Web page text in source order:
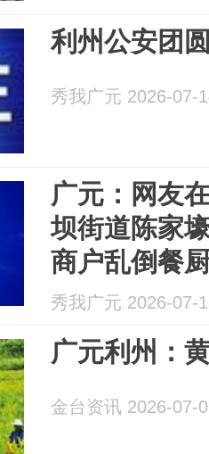
利州公安团
秀我广元 2026-07-
广元：网友
坝街道陈家
商户乱倒餐
秀我广元 2026-07-
广元利州：
金台资讯 2026-07-